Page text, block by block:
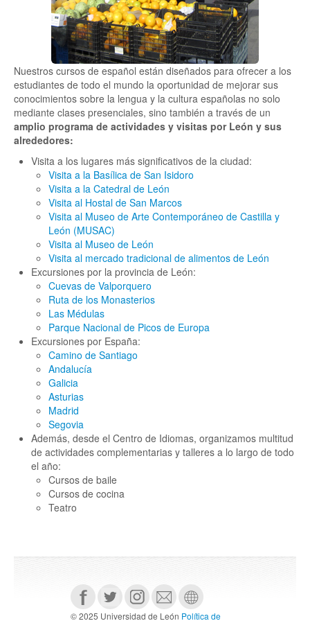
Nuestros cursos de español están diseñados para ofrecer a los
estudiantes de todo el mundo la oportunidad de mejorar sus
conocimientos sobre la lengua y la cultura españolas no solo
mediante clases presenciales, sino también a través de un
amplio programa de actividades y visitas por León y sus
alrededores:
Visita a los lugares más significativos de la ciudad:
Visita a la Basílica de San Isidoro
Visita a la Catedral de León
Visita al Hostal de San Marcos
Visita al Museo de Arte Contemporáneo de Castilla y
León (MUSAC)
Visita al Museo de León
Visita al mercado tradicional de alimentos de León
Excursiones por la provincia de León:
Cuevas de Valporquero
Ruta de los Monasterios
Las Médulas
Parque Nacional de Picos de Europa
Excursiones por España:
Camino de Santiago
Andalucía
Galicia
Asturias
Madrid
Segovia
Además, desde el Centro de Idiomas, organizamos multitud
de actividades complementarias y talleres a lo largo de todo
el año:
Cursos de baile
Cursos de cocina
Teatro
© 2025 Universidad de León Política de